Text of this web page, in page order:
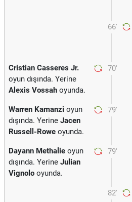
66'
70'
Cristian Casseres Jr.
oyun dışında. Yerine
Alexis Vossah oyunda.
79'
Warren Kamanzi oyun
dışında. Yerine Jacen
Russell-Rowe oyunda.
79'
Dayann Methalie oyun
dışında. Yerine Julian
Vignolo oyunda.
82'